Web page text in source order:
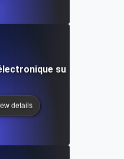
sur de
details